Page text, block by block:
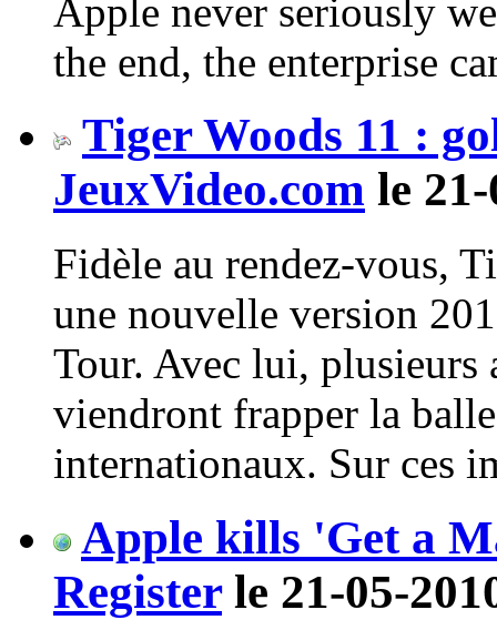
Apple never seriously
the end, the enterprise
Tiger Woods 11 :
JeuxVideo.com le
Fidèle au rendez-vous,
une nouvelle version
Tour. Avec lui, plusieurs
viendront frapper la
internationaux. Sur ces
Apple kills 'Get a
Registerle 21-05-